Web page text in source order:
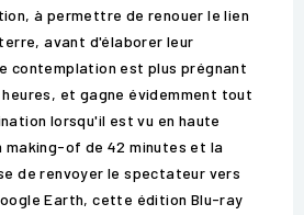
à permettre de renouer le lien
avant d'élaborer leur
contemplation est plus prégnant
et gagne évidemment tout
lorsqu'il est vu en haute
making-of de 42 minutes et la
de renvoyer le spectateur vers
Earth, cette édition Blu-ray